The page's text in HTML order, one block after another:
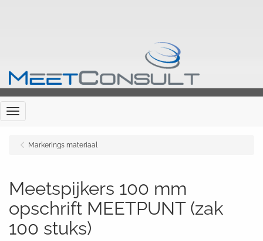
Menu
Markerings materiaal
Meetspijkers 100 mm
opschrift MEETPUNT (zak
100 stuks)